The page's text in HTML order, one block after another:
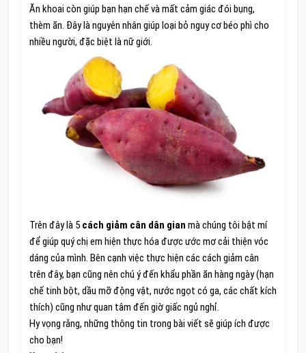
Ăn khoai còn giúp bạn hạn chế và mất cảm giác đói bụng,
thèm ăn. Đây là nguyên nhân giúp loại bỏ nguy cơ béo phì cho
nhiều người, đặc biệt là nữ giới.
Trên đây là 5cách giảm cân dân gian mà chúng tôi bật mí
để giúp quý chị em hiện thực hóa được ước mơ cải thiện vóc
dáng của mình. Bên cạnh việc thực hiện các cách giảm cân
trên đây, bạn cũng nên chú ý đến khẩu phần ăn hàng ngày (hạn
chế tinh bột, dầu mỡ động vật, nước ngọt có ga, các chất kích
thích) cũng như quan tâm đến giờ giấc ngủ nghỉ.
Hy vọng rằng, những thông tin trong bài viết sẽ giúp ích được
cho bạn!